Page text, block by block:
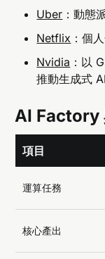
Uber ：動態
Netflix ：個
Nvidia ：以
推動生成式
AI Factory
項目
運算任務
核心產出